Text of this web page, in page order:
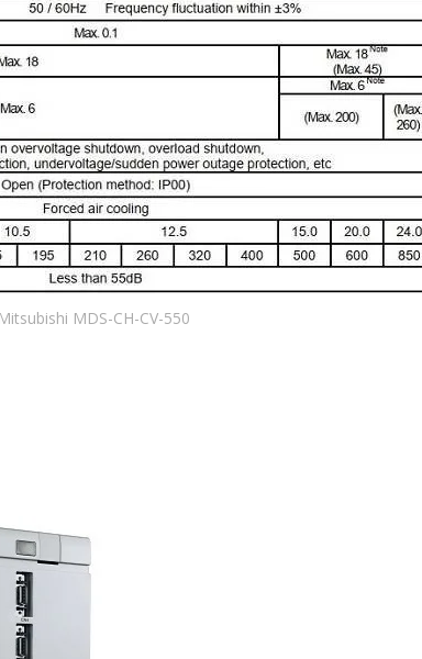
MDS-CH-CV-550